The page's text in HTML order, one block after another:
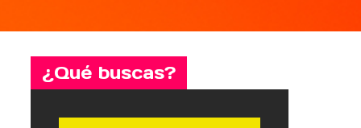
¿Qué buscas?